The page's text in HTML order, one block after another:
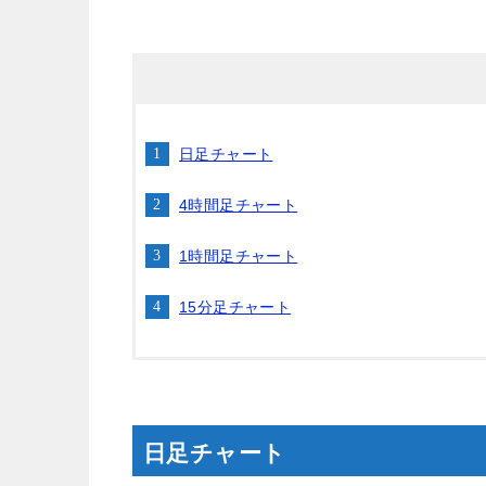
日足チャート
4時間足チャート
1時間足チャート
15分足チャート
日足チャート